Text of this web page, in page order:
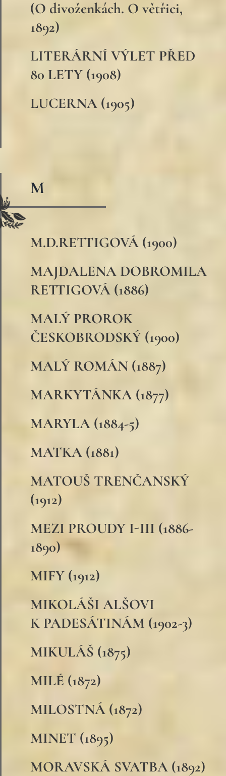
(O divoženkách. O větřici,
1892)
LITERÁRNÍ VÝLET PŘED
80 LETY (1908)
LUCERNA (1905)
M
M.D.RETTIGOVÁ (1900)
MAJDALENA DOBROMILA
RETTIGOVÁ (1886)
MALÝ PROROK
ČESKOBRODSKÝ (1900)
MALÝ ROMÁN (1887)
MARKYTÁNKA (1877)
MARYLA (1884-5)
MATKA (1881)
MATOUŠ TRENČANSKÝ
(1912)
MEZI PROUDY I-III (1886-
1890)
MIFY (1912)
MIKOLÁŠI ALŠOVI
K PADESÁTINÁM (1902-3)
MIKULÁŠ (1875)
MILÉ (1872)
MILOSTNÁ (1872)
MINET (1895)
MORAVSKÁ SVATBA (1892)